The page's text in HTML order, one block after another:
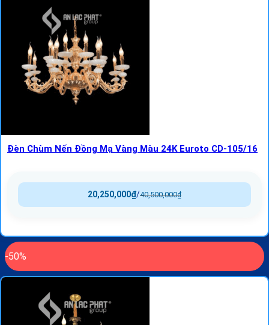
Đèn Chùm Nến Đồng Mạ Vàng Màu 24K Euroto CD-105/16
40,500,000₫
/
20,250,000₫
-50%